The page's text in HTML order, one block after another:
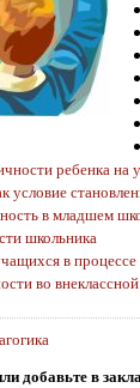
ребенка на
условие
в младшем
школьника
в
во
добавьте в